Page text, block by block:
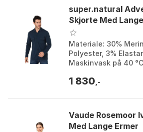
super.natural
Skjorte Med
Materiale: 30%
Polyester, 3%
Maskinvask på 40
Regular Fit. Farge:
1 830 ,-
Vaude Rosemoor
Med Lange Ermer